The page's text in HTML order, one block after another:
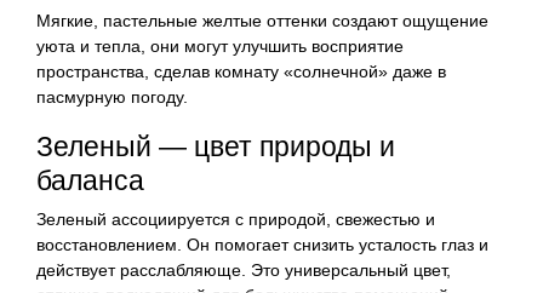
Мягкие, пастельные желтые оттенки создают ощущение
уюта и тепла, они могут улучшить восприятие
пространства, сделав комнату «солнечной» даже в
пасмурную погоду.
Зеленый — цвет природы и
баланса
Зеленый ассоциируется с природой, свежестью и
восстановлением. Он помогает снизить усталость глаз и
действует расслабляюще. Это универсальный цвет,